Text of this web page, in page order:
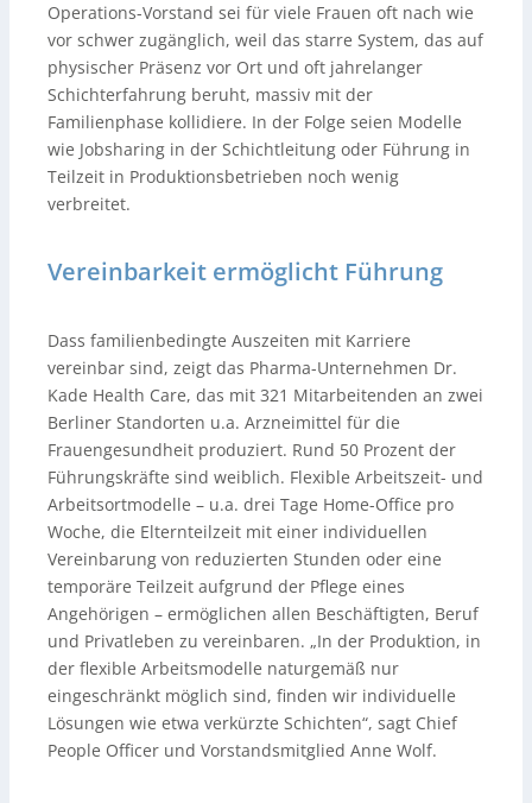
Operations-Vorstand sei für viele Frauen oft nach wie
vor schwer zugänglich, weil das starre System, das auf
physischer Präsenz vor Ort und oft jahrelanger
Schichterfahrung beruht, massiv mit der
Familienphase kollidiere. In der Folge seien Modelle
wie Jobsharing in der Schichtleitung oder Führung in
Teilzeit in Produktionsbetrieben noch wenig
verbreitet.
Vereinbarkeit ermöglicht Führung
Dass familienbedingte Auszeiten mit Karriere
vereinbar sind, zeigt das Pharma-Unternehmen Dr.
Kade Health Care, das mit 321 Mitarbeitenden an zwei
Berliner Standorten u.a. Arzneimittel für die
Frauengesundheit produziert. Rund 50 Prozent der
Führungskräfte sind weiblich. Flexible Arbeitszeit- und
Arbeitsortmodelle – u.a. drei Tage Home-Office pro
Woche, die Elternteilzeit mit einer individuellen
Vereinbarung von reduzierten Stunden oder eine
temporäre Teilzeit aufgrund der Pflege eines
Angehörigen – ermöglichen allen Beschäftigten, Beruf
und Privatleben zu vereinbaren. „In der Produktion, in
der flexible Arbeitsmodelle naturgemäß nur
eingeschränkt möglich sind, finden wir individuelle
Lösungen wie etwa verkürzte Schichten“, sagt Chief
People Officer und Vorstandsmitglied Anne Wolf.